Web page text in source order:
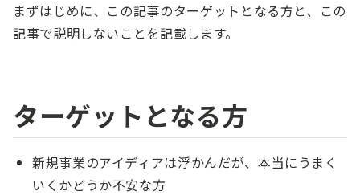
まずはじめに、この記事のターゲットとなる方と、この
記事で説明しないことを記載します。
ターゲットとなる方
新規事業のアイディアは浮かんだが、本当にうまく
いくかどうか不安な方